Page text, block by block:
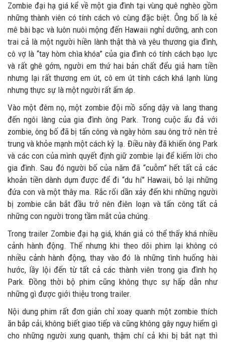
Zombie đại hạ giá kể về một gia đình tại vùng quê nghèo gồm
những thành viên có tính cách vô cùng đặc biệt. Ông bố là kẻ
mê bài bạc và luôn nuôi mộng đến Hawaii nghỉ dưỡng, anh con
trai cả là một người hiền lành thật thà và yêu thương gia đình,
cô vợ là “tay hòm chìa khóa” của gia đình có tính cách bạo lực
và rất ghê gớm, người em thứ hai bản chất đểu giả ham tiền
nhưng lại rất thương em út, cô em út tính cách khá lạnh lùng
nhưng thực sự là một người rất ấm áp.
Vào một đêm nọ, một zombie đội mồ sống dậy và lang thang
đến ngôi làng của gia đình ông Park. Trong cuộc ẩu đả với
zombie, ông bố đã bị tấn công và ngày hôm sau ông trở nên trẻ
trung và khỏe mạnh một cách kỳ lạ. Điều này đã khiến ông Park
và các con của mình quyết định giữ zombie lại để kiếm lời cho
gia đình. Sau đó người bố của năm đã “cuỗm” hết tất cả các
khoản tiền dành dụm được để đi “du hí” Hawaii, bỏ lại những
đứa con và một thây ma. Rắc rối dần xảy đến khi những người
bị zombie cắn bắt đầu trở nên điên loạn và tấn công tất cả
những con người trong tầm mắt của chúng.
Trong trailer Zombie đại hạ giá, khán giả có thể thấy khá nhiều
cảnh hành động. Thế nhưng khi theo dõi phim lại không có
nhiều cảnh hành động, thay vào đó là những tình huống hài
hước, lầy lội đến từ tất cả các thành viên trong gia đình họ
Park. Đồng thời bộ phim cũng không thực sự hấp dẫn như
những gì được giới thiệu trong trailer.
Nội dung phim rất đơn giản chỉ xoay quanh một zombie thích
ăn bắp cải, không biết giao tiếp và cũng không gây nguy hiểm gì
cho những người xung quanh, thậm chí cả khi bị bắt nạt thì